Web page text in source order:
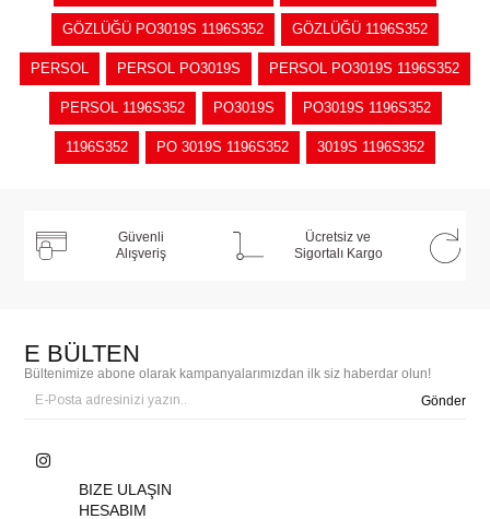
GÖZLÜĞÜ PO3019S 1196S352 GÖZLÜĞÜ 1196S352
PERSOL PERSOL PO3019S PERSOL PO3019S 1196S352
PERSOL 1196S352 PO3019S PO3019S 1196S352
1196S352 PO 3019S 1196S352 3019S 1196S352
Güvenli
Alışveriş
Ücretsiz ve
Sigortalı Kargo
E BÜLTEN
Bültenimize abone olarak kampanyalarımızdan ilk siz haberdar olun!
Gönder
BIZE ULAŞIN
HESABIM